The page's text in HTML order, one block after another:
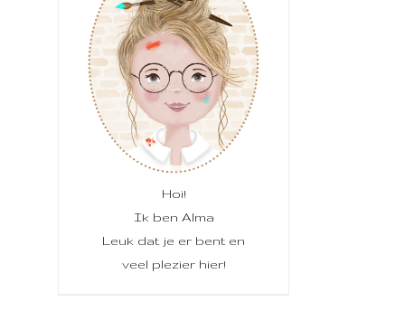
Hoi!
Ik ben Alma
Leuk dat je er bent en
veel plezier hier!